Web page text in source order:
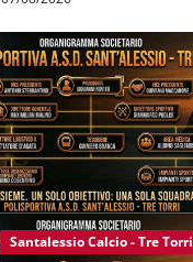
Santalessio Calcio - Tre Torri